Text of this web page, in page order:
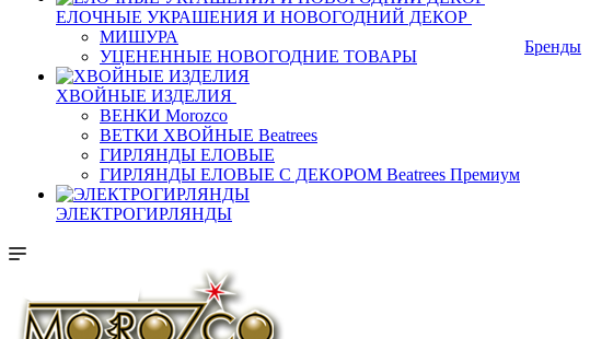
ЕЛОЧНЫЕ УКРАШЕНИЯ И НОВОГОДНИЙ ДЕКОР
МИШУРА
УЦЕНЕННЫЕ НОВОГОДНИЕ ТОВАРЫ
ХВОЙНЫЕ ИЗДЕЛИЯ
ВЕНКИ Morozco
ВЕТКИ ХВОЙНЫЕ Beatrees
ГИРЛЯНДЫ ЕЛОВЫЕ
ГИРЛЯНДЫ ЕЛОВЫЕ С ДЕКОРОМ Beatrees Премиум
ЭЛЕКТРОГИРЛЯНДЫ
Бренды